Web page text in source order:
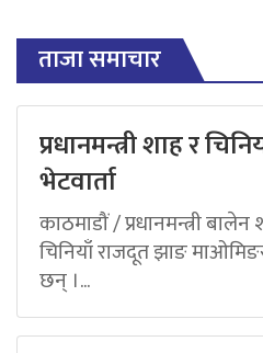
ताजा समाचार
प्रधानमन्त्री शाह र
भेटवार्ता
काठमाडौं / प्रधानमन्त्री
चिनियाँ राजदूत झाङ
छन् ।...